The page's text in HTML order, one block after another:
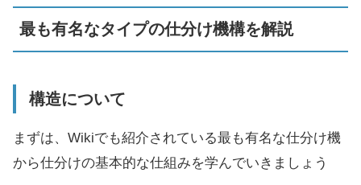
最も有名なタイプの仕分け機構を解説
構造について
まずは、Wikiでも紹介されている最も有名な仕分け機
から仕分けの基本的な仕組みを学んでいきましょう